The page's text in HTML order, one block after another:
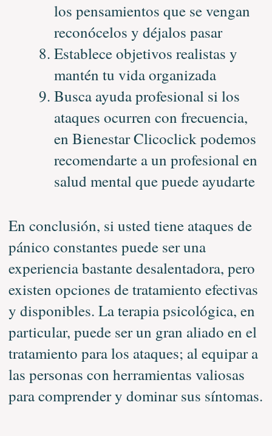
los pensamientos que se vengan
reconócelos y déjalos pasar
Establece objetivos realistas y
mantén tu vida organizada
Busca ayuda profesional si los
ataques ocurren con frecuencia,
en Bienestar Clicoclick podemos
recomendarte a un profesional en
salud mental que puede ayudarte
En conclusión, si usted tiene ataques de
pánico constantes puede ser una
experiencia bastante desalentadora, pero
existen opciones de tratamiento efectivas
y disponibles. La terapia psicológica, en
particular, puede ser un gran aliado en el
tratamiento para los ataques; al equipar a
las personas con herramientas valiosas
para comprender y dominar sus síntomas.